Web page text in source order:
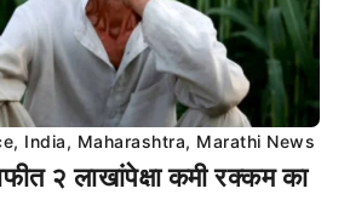
, India, Maharashtra, Marathi News
२ लाखांपेक्षा कमी रक्कम का